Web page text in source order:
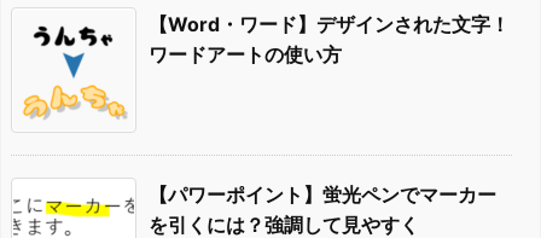
【Word・ワード】デザインされた文字！
ワードアートの使い方
【パワーポイント】蛍光ペンでマーカー
を引くには？強調して見やすく